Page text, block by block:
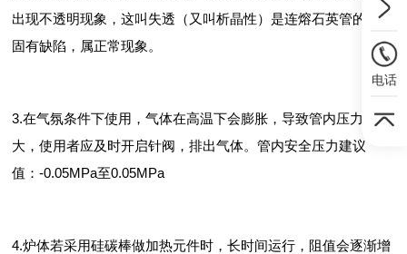
出现不透明现象，这叫失透（又叫析晶性）是连熔石英管的一个
固有缺陷，属正常现象。
3.在气氛条件下使用，气体在高温下会膨胀，导致管内压力变
大，使用者应及时开启针阀，排出气体。管内安全压力建议
值：-0.05MPa至0.05MPa
4.炉体若采用硅碳棒做加热元件时，长时间运行，阻值会逐渐增
电话